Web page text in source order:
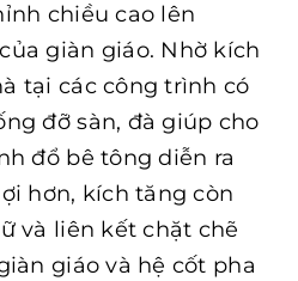
chiều cao lên
giàn giáo. Nhờ kích
tại các công trình có
đỡ sàn, đà giúp cho
đổ bê tông diễn ra
hơn, kích tăng còn
và liên kết chặt chẽ
giáo và hệ cốt pha